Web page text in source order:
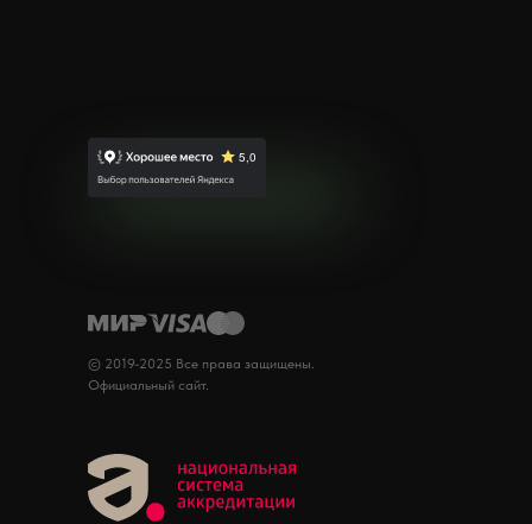
© 2019-2025 Все права защищены.
Официальный сайт.